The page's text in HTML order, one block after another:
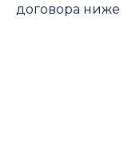
договора ниже